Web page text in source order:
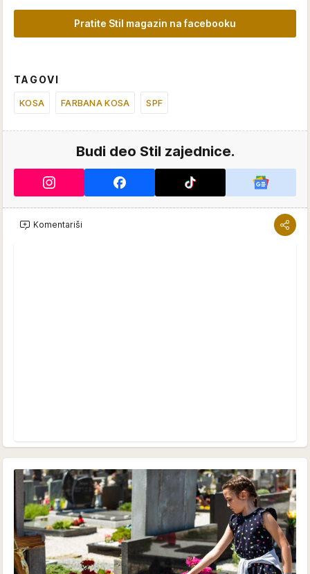
Pratite Stil magazin na facebooku
TAGOVI
KOSA FARBANA KOSA SPF
Budi deo Stil zajednice.
Komentariši